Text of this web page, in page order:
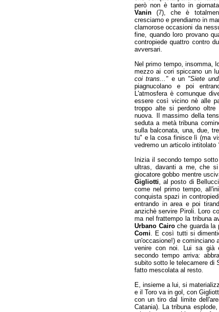
però non è tanto in
Vanin (7), che è
cresciamo e prendiamo in
clamorose occasioni da
fine, quando loro provano
contropiede quattro contro
avversari.
Nel primo tempo, insomma,
mezzo ai cori spiccano un
coi trans..." e un "Siete
piagnucolano e poi
L'atmosfera è comunque
essere così vicino nè alle
troppo alte si perdono
nuova. Il massimo della
seduta a metà tribuna
sulla balconata, una, due,
tu" e la cosa finisce lì (ma
vedremo un articolo intitolato
Inizia il secondo tempo
ultras, davanti a me, che
giocatore gobbo mentre
Gigliotti, al posto di
come nel primo tempo,
conquista spazi in
entrando in area e poi
anzichè servire Piroli. Loro
ma nel frattempo la tribuna
Urbano Cairoche guarda la
Comi. E così tutti si
un'occasione!) e cominciano
venire con noi. Lui sa già
secondo tempo arriva:
subito sotto le telecamere di
fatto mescolata al resto.
E, insieme a lui, si
e il Toro va in gol, con
con un tiro dal limite
Catania). La tribuna